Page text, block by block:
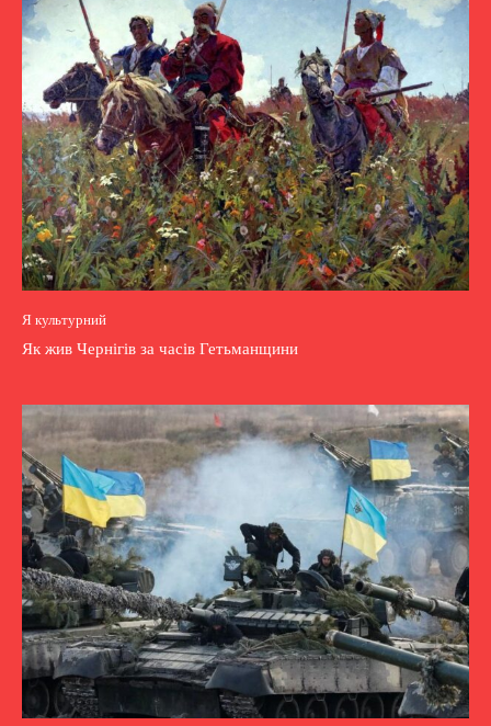
Я культурний
Як жив Чернігів за часів Гетьманщини